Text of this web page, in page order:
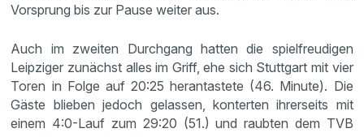
Vorsprung bis zur Pause weiter aus.
Auch im zweiten Durchgang hatten die spielfreudigen
Leipziger zunächst alles im Griff, ehe sich Stuttgart mit vier
Toren in Folge auf 20:25 herantastete (46. Minute). Die
Gäste blieben jedoch gelassen, konterten ihrerseits mit
einem 4:0-Lauf zum 29:20 (51.) und raubten dem TVB